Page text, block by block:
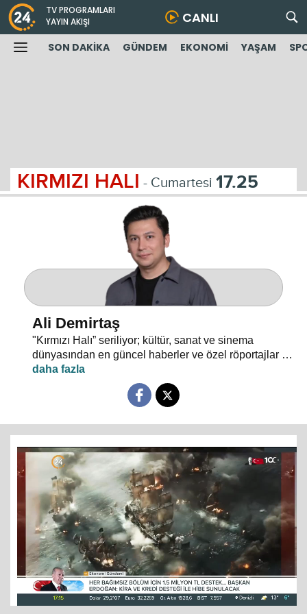
TV PROGRAMLARI
YAYIN AKIŞI
CANLI
SON DAKİKA GÜNDEM EKONOMİ YAŞAM
KIRMIZI HALI - Cumartesi 17.25
Ali Demirtaş
"Kırmızı Halı” seriliyor; kültür, sanat ve sinema
dünyasından en güncel haberler ve özel röportajlar 24
TV ekranından evlerinize konuk oluyor.